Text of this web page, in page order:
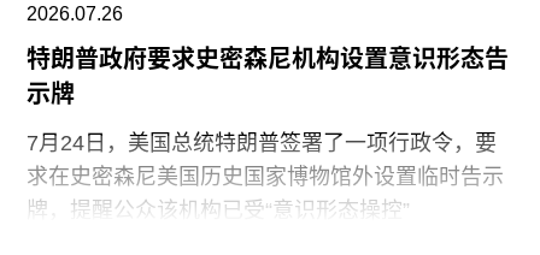
2026.07.26
特朗普政府要求史密森尼机构设置意识形态告
示牌
7月24日，美国总统特朗普签署了一项行政令，要
求在史密森尼美国历史国家博物馆外设置临时告示
牌，提醒公众该机构已受“意识形态操控”